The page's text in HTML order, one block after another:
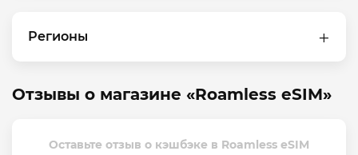
Регионы
Отзывы о магазине «Roamless eSIM»
Оставьте отзыв о кэшбэке в Roamless eSIM